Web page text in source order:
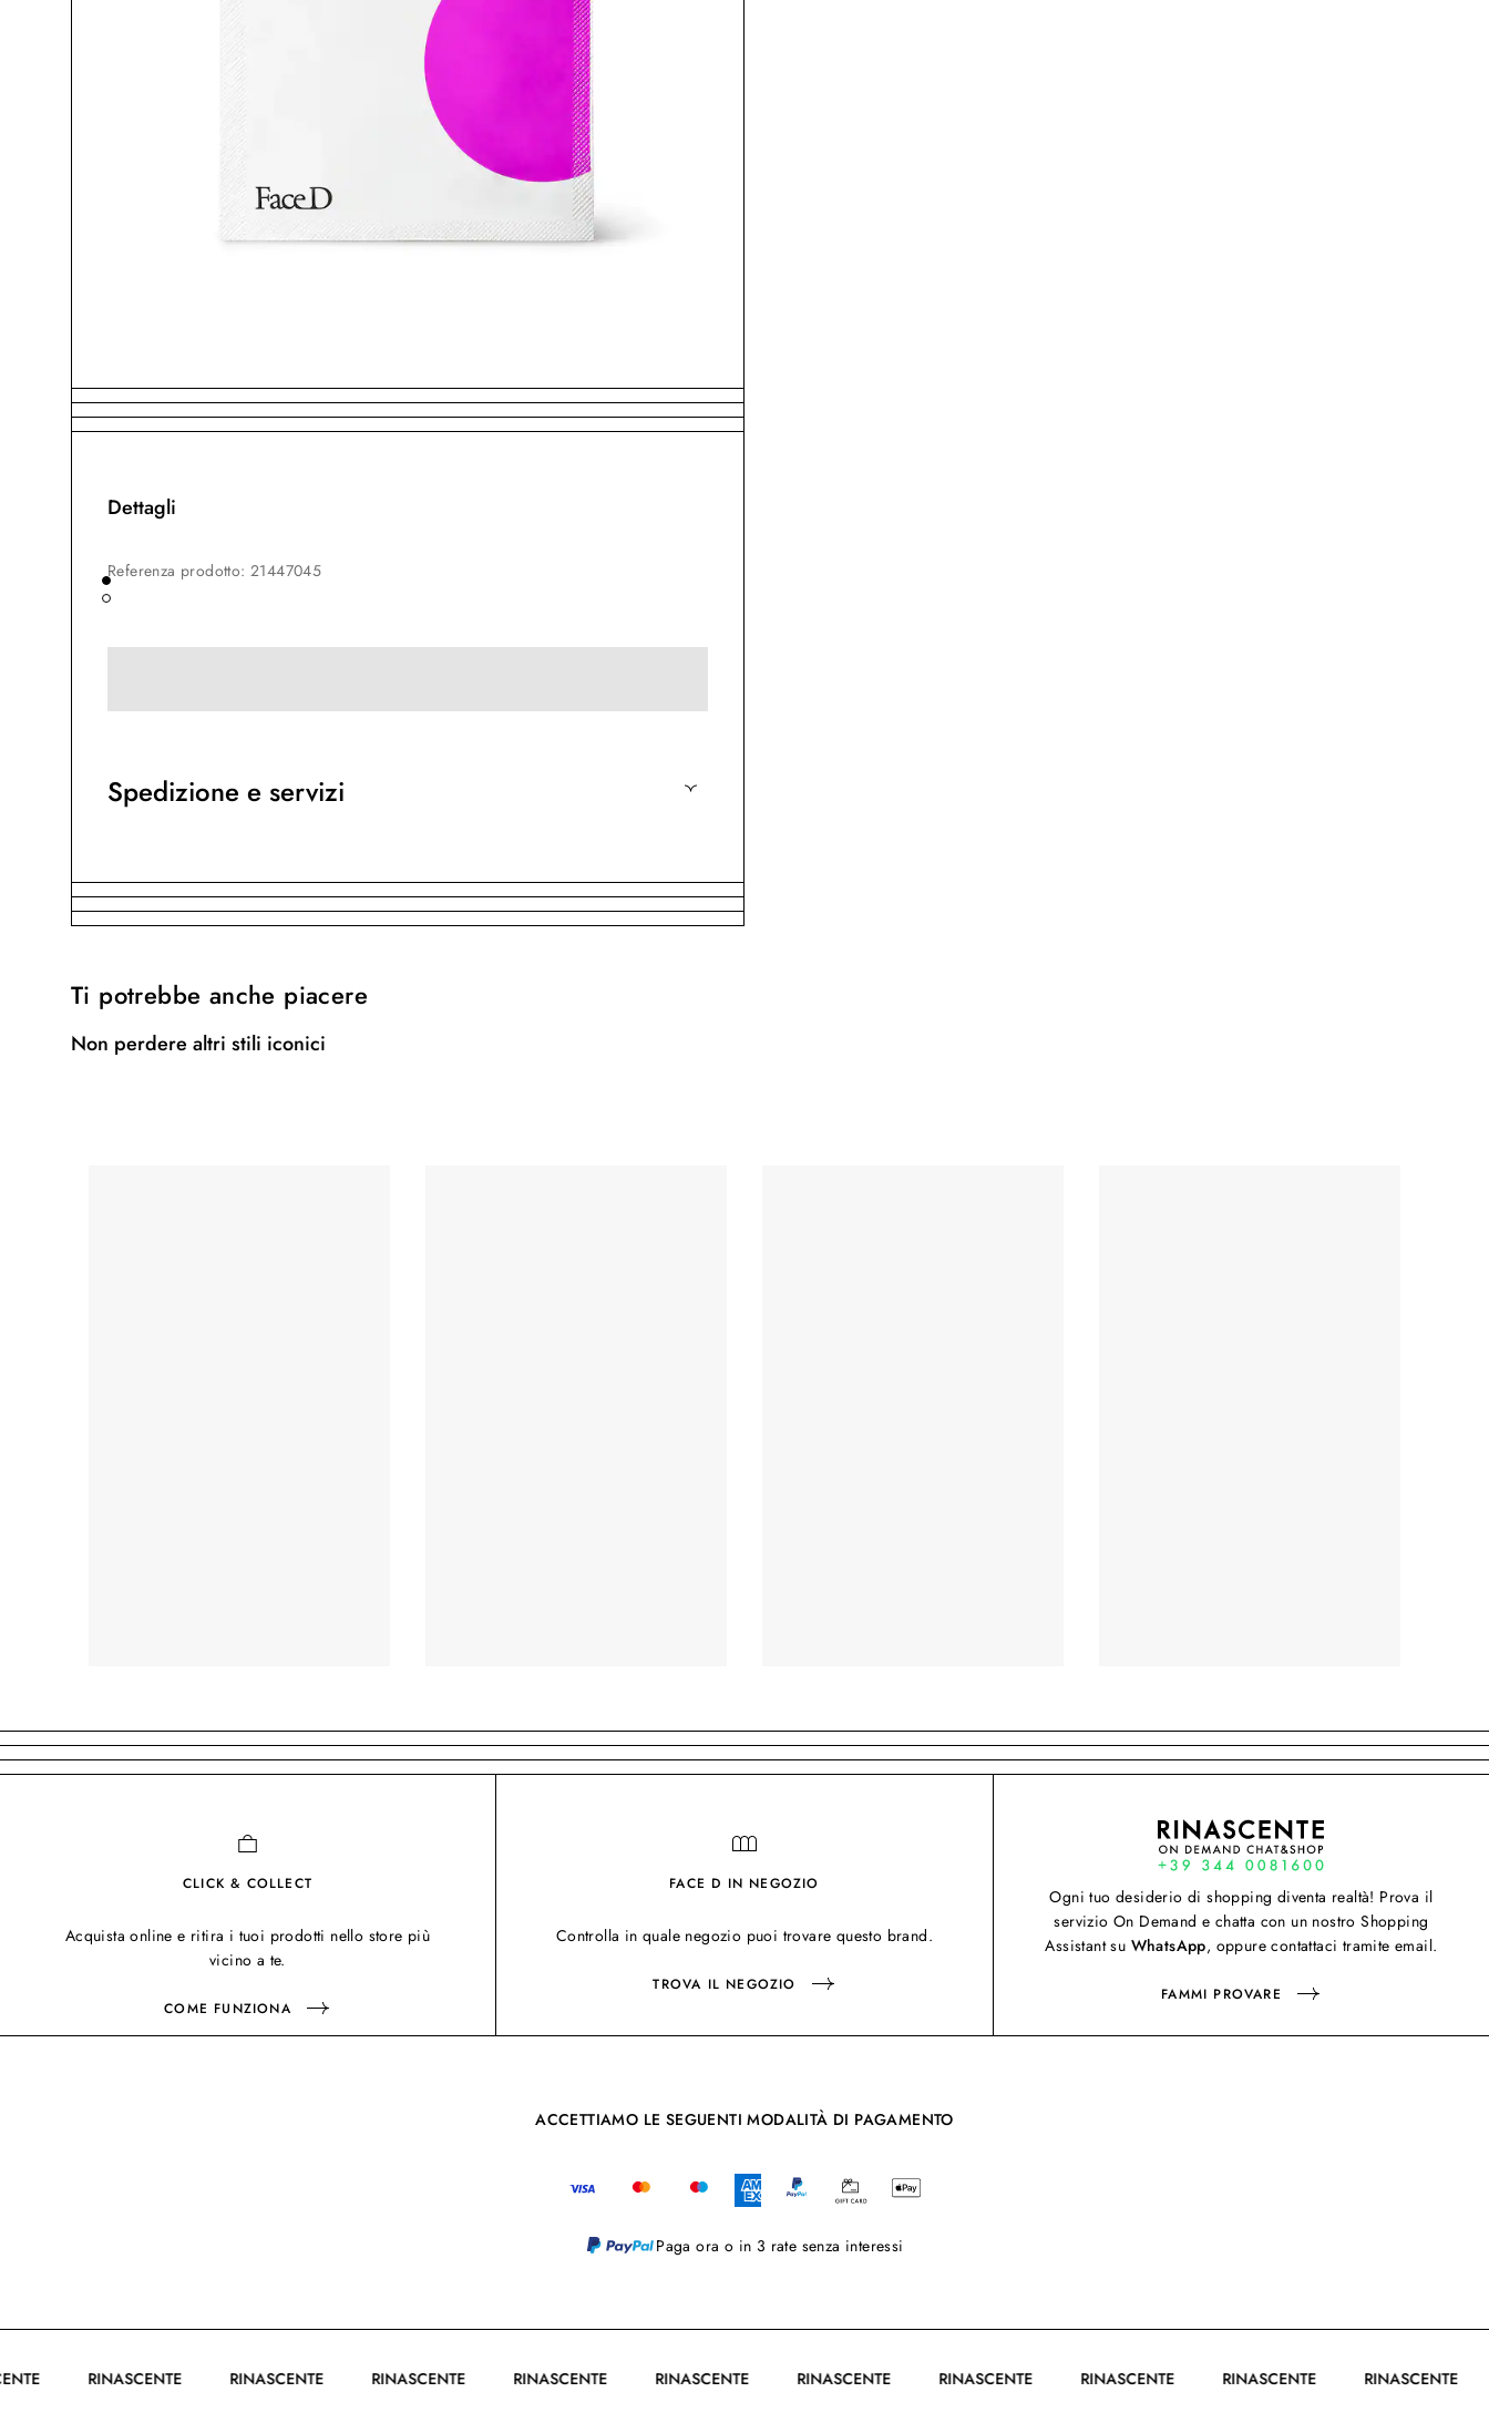
Dettagli
Referenza prodotto:21447045
Spedizione e servizi
Ti potrebbe anche piacere
Non perdere altri stili iconici
CLICK & COLLECT
Acquista online e ritira i tuoi prodotti nello store più
vicino a te.
COME FUNZIONA
FACE D IN NEGOZIO
Controlla in quale negozio puoi trovare questo brand.
TROVA IL NEGOZIO
Ogni tuo desiderio di shopping diventa realtà! Prova il
servizio On Demand e chatta con un nostro Shopping
Assistant su WhatsApp, oppure contattaci tramite email.
FAMMI PROVARE
ACCETTIAMO LE SEGUENTI MODALITÀ DI PAGAMENTO
Paga ora o in 3 rate senza interessi
RINASCENTE RINASCENTE RINASCENTE RINASCENTE RINASCENTE RINASCENTE RINASCENTE RINASCENTE RINASCENTE RINASCENTE